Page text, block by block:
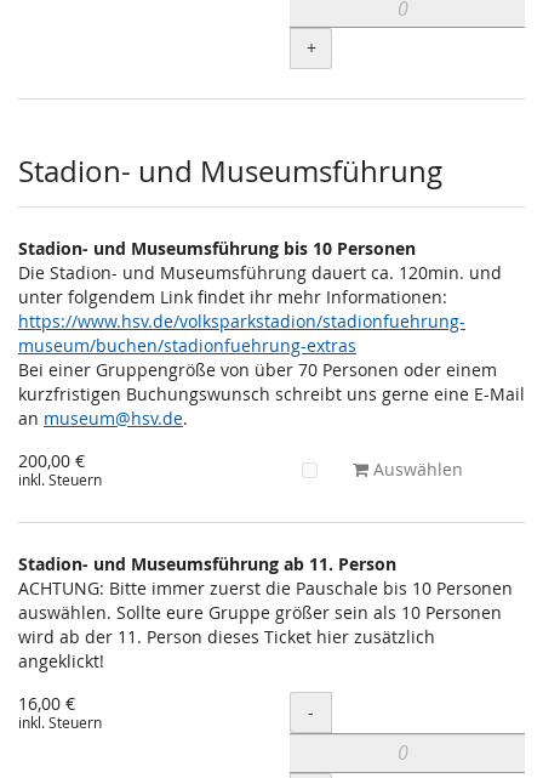
+
Stadion- und Museumsführung
Stadion- und Museumsführung bis 10 Personen
Die Stadion- und Museumsführung dauert ca. 120min. und
unter folgendem Link findet ihr mehr Informationen:
https://www.hsv.de/volksparkstadion/stadionfuehrung-
museum/buchen/stadionfuehrung-extras
Bei einer Gruppengröße von über 70 Personen oder einem
kurzfristigen Buchungswunsch schreibt uns gerne eine E-Mail
an museum@hsv.de.
200,00 €
inkl. Steuern Auswählen
Stadion- und Museumsführung ab 11. Person
ACHTUNG: Bitte immer zuerst die Pauschale bis 10 Personen
auswählen. Sollte eure Gruppe größer sein als 10 Personen
wird ab der 11. Person dieses Ticket hier zusätzlich
angeklickt!
16,00 €
inkl. Steuern Menge
-